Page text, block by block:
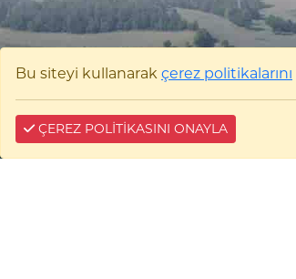
Bu siteyi kullanarak çerez politikalarını
ÇEREZ POLİTİKASINI ONAYLA